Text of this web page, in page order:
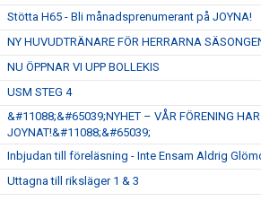
Stötta H65 - Bli månadsprenumerant på JOYNA!
NY HUVUDTRÄNARE FÖR HERRARNA
NU ÖPPNAR VI UPP BOLLEKIS
USM STEG 4
&#11088;&#65039;NYHET – VÅR FÖRENING HAR
JOYNAT!&#11088;&#65039;
Inbjudan till föreläsning - Inte Ensam Aldrig
Uttagna till riksläger 1 & 3